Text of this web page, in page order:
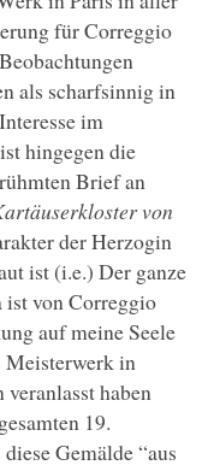
für Correggio
als scharfsinnig in
im
hingegen die
Brief an
von
der Herzogin
ist (i.e.) Der ganze
ist von Correggio
auf meine Seele
Meisterwerk in
haben
19.
Gemälde “aus